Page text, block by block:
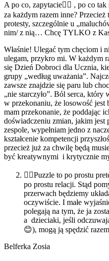
A po co, zapytacie💁‍♀️ , po co
za każdym razem inne?
protesty, szczególnie u
nim/ z nią… Chcę TYLKO z
Właśnie! Ulegać tym chęciom i
ulegam, przykro mi. W każdym
się Dzień Dobroci dla Ucznia,
grupy „według uważania”.
zawsze znajdzie się paru lub
„nie starczyło”. Ból serca,
w przekonaniu, że losowość jest
mam przekonanie, że poddając
doświadczeniu zmian, jakim jest
zespole, wypełniam jedno z
kształcenie kompetencji
przecież już za chwilę będą
być kreatywnymi i krytycznie
👯‍♀️Puzzle to po prostu
po prostu relacji. Stąd
przerwach będziemy
oczywiście. I małe
polegają na tym, że ja
a dzieciaki, jeśli
😊), mogą ją spędzić
Belferka Zosia